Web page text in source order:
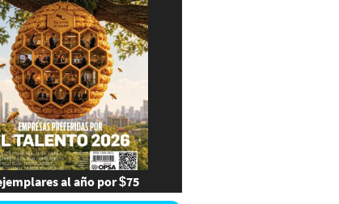
al año por $75